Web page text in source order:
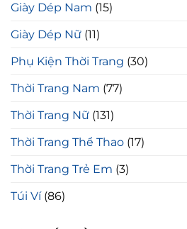
Giày Dép Nam (15)
Giày Dép Nữ (11)
Phụ Kiện Thời Trang (30)
Thời Trang Nam (77)
Thời Trang Nữ (131)
Thời Trang Thể Thao (17)
Thời Trang Trẻ Em (3)
Túi Ví(86)